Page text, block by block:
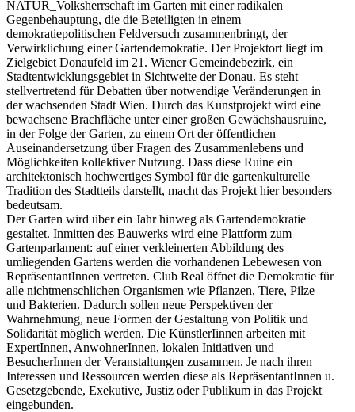
NATUR_Volksherrschaft im Garten mit einer radikalen
Gegenbehauptung, die die Beteiligten in einem
demokratiepolitischen Feldversuch zusammenbringt, der
Verwirklichung einer Gartendemokratie. Der Projektort liegt im
Zielgebiet Donaufeld im 21. Wiener Gemeindebezirk, ein
Stadtentwicklungsgebiet in Sichtweite der Donau. Es steht
stellvertretend für Debatten über notwendige Veränderungen in
der wachsenden Stadt Wien. Durch das Kunstprojekt wird eine
bewachsene Brachfläche unter einer großen Gewächshausruine,
in der Folge der Garten, zu einem Ort der öffentlichen
Auseinandersetzung über Fragen des Zusammenlebens und
Möglichkeiten kollektiver Nutzung. Dass diese Ruine ein
architektonisch hochwertiges Symbol für die gartenkulturelle
Tradition des Stadtteils darstellt, macht das Projekt hier besonders
bedeutsam.
Der Garten wird über ein Jahr hinweg als Gartendemokratie
gestaltet. Inmitten des Bauwerks wird eine Plattform zum
Gartenparlament: auf einer verkleinerten Abbildung des
umliegenden Gartens werden die vorhandenen Lebewesen von
RepräsentantInnen vertreten. Club Real öffnet die Demokratie für
alle nichtmenschlichen Organismen wie Pflanzen, Tiere, Pilze
und Bakterien. Dadurch sollen neue Perspektiven der
Wahrnehmung, neue Formen der Gestaltung von Politik und
Solidarität möglich werden. Die KünstlerIinnen arbeiten mit
ExpertInnen, AnwohnerInnen, lokalen Initiativen und
BesucherInnen der Veranstaltungen zusammen. Je nach ihren
Interessen und Ressourcen werden diese als RepräsentantInnen u.
Gesetzgebende, Exekutive, Justiz oder Publikum in das Projekt
eingebunden.